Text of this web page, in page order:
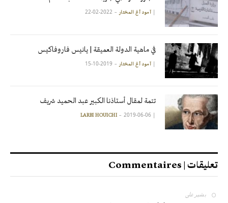
| آمود أغ المختار 2022-02-22
في ماهية الدولة العميقة | يانيس فاروفاكيس
| آمود أغ المختار 2019-10-15
تتمة لمقال أستاذنا الكبير عبد الحميد شريف
|
LARBI HOUICHI 2019-06-06
تعليقات | Commentaires
بشير على